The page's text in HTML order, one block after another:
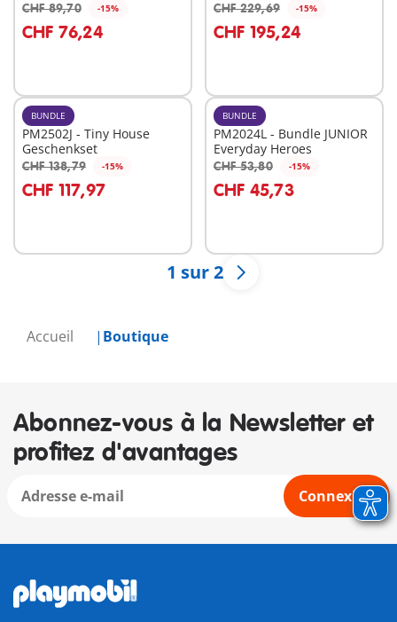
Accueil Boutique
CHF 89,70 -15%
CHF 76,24
Au panier
CHF 229,69 -15%
CHF 195,24
Au panier
BUNDLE
PM2502J - Tiny House
Geschenkset
CHF 138,79 -15%
CHF 117,97
Au panier
BUNDLE
PM2024L - Bundle JUNIOR
Everyday Heroes
CHF 53,80 -15%
CHF 45,73
Au panier
1 sur 2
Abonnez-vous à la Newsletter et
profitez d'avantages
Connexion